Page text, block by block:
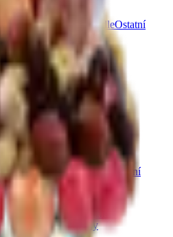
mandle Sladké mandleOstatní
Další kategorie
S čokoládou Slaný karamel
Ostatní
Další kategorie
Ořechy v mléčné
bílé čokoláděOřechy